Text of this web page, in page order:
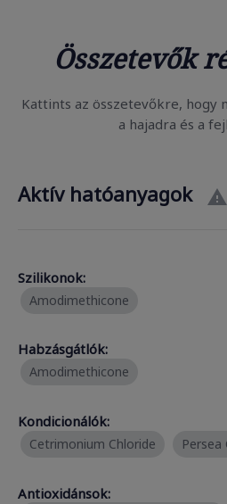
Összetevők
Kattints az összetevőkre, hogy
a hajadra és a
Aktív hatóanyagok 
Szilikonok:
Amodimethicone
Habzásgátlók:
Amodimethicone
Kondicionálók:
Cetrimonium Chloride Persea
Antioxidánsok: